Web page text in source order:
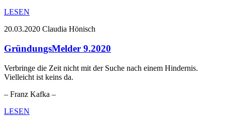
LESEN
20.03.2020 Claudia Hönisch
GründungsMelder 9.2020
Verbringe die Zeit nicht mit der Suche nach einem Hindernis.
Vielleicht ist keins da.
– Franz Kafka –
LESEN